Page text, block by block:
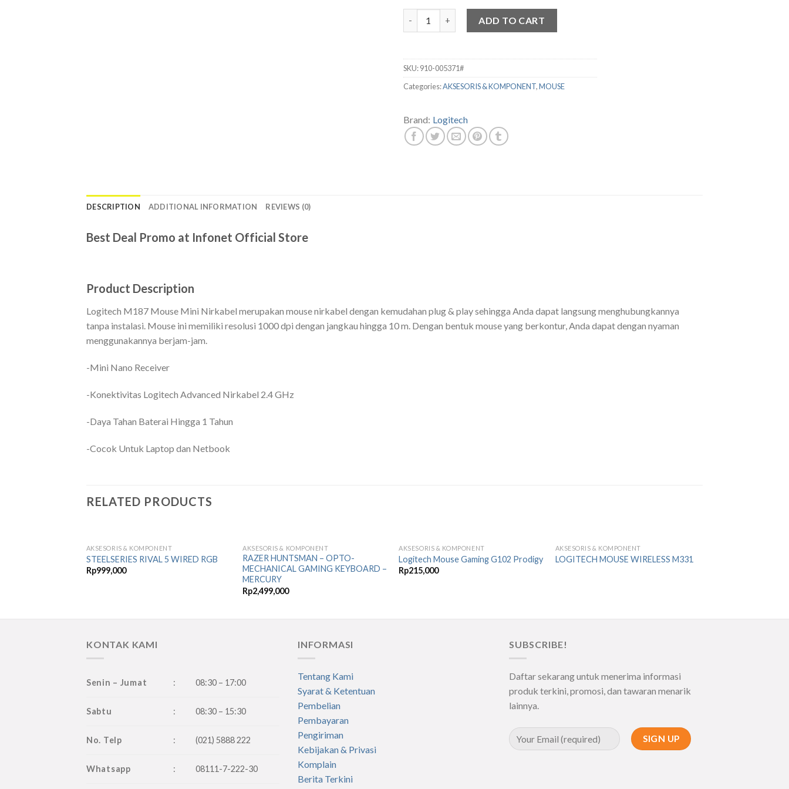
ADD TO CART
SKU:910-005371#
Categories:AKSESORIS & KOMPONENT,MOUSE
Brand: Logitech
DESCRIPTION ADDITIONAL INFORMATION REVIEWS (0)
Best Deal Promo at Infonet Official Store
Product Description
Logitech M187 Mouse Mini Nirkabel merupakan mouse nirkabel dengan kemudahan plug & play sehingga Anda dapat langsung menghubungkannya
tanpa instalasi. Mouse ini memiliki resolusi 1000 dpi dengan jangkau hingga 10 m. Dengan bentuk mouse yang berkontur, Anda dapat dengan nyaman
menggunakannya berjam-jam.
-Mini Nano Receiver
-Konektivitas Logitech Advanced Nirkabel 2.4 GHz
-Daya Tahan Baterai Hingga 1 Tahun
-Cocok Untuk Laptop dan Netbook
RELATED PRODUCTS
Add to
Wishlist
AKSESORIS & KOMPONENT
STEELSERIES RIVAL 5 WIRED RGB
Rp999,000
Wishlist
AKSESORIS & KOMPONENT
RAZER HUNTSMAN – OPTO-
MECHANICAL GAMING KEYBOARD –
MERCURY
Rp2,499,000
Add to
Wishlist
AKSESORIS & KOMPONENT
Logitech Mouse Gaming G102 Prodigy
Rp215,000
Add to
Wishlist
AKSESORIS & KOMPONENT
LOGITECH MOUSE WIRELESS M331
KONTAK KAMI
Senin – Jumat : 08:30 – 17:00
Sabtu : 08:30 – 15:30
No. Telp : (021) 5888 222
Whatsapp : 08111-7-222-30
INFORMASI
Tentang Kami
Syarat & Ketentuan
Pembelian
Pembayaran
Pengiriman
Kebijakan & Privasi
Komplain
Berita Terkini
SUBSCRIBE!
Daftar sekarang untuk menerima informasi
produk terkini, promosi, dan tawaran menarik
lainnya.